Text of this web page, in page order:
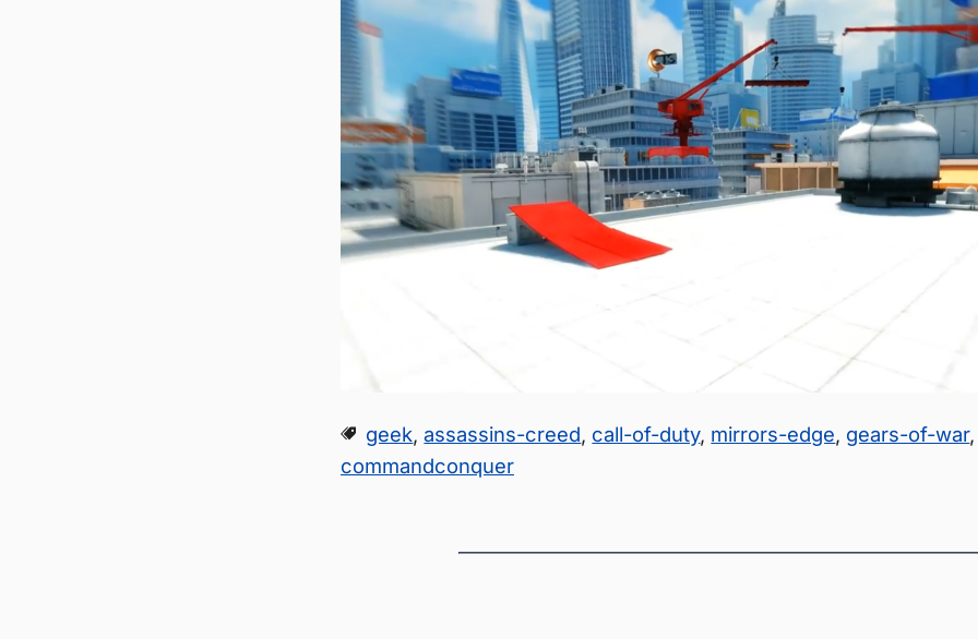
geek,assassins-creed, call-of-duty, mirrors-edge, gears-of-war,
commandconquer